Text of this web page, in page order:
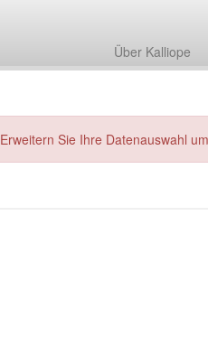
Über Kalliope
Erweitern Sie Ihre Datenauswahl